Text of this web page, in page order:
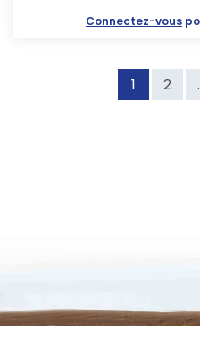
Connectez-vous
1 2